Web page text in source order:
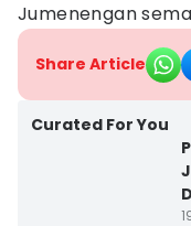
Jumenengan
Share Article
Curated For You